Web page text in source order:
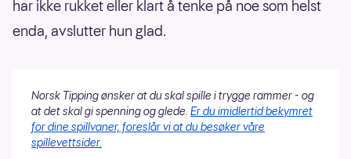
har ikke rukket eller klart å tenke på noe som helst
enda, avslutter hun glad.
Norsk Tipping ønsker at du skal spille i trygge rammer - og
at det skal gi spenning og glede. Er du imidlertid bekymret
for dine spillvaner, foreslår vi at du besøker våre
spillevettsider.